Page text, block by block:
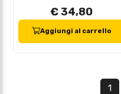
€ 34,80
Aggiungi al carrello
1